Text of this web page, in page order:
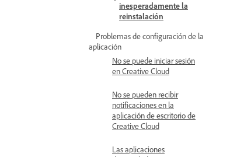
inesperadamente la
reinstalación
Problemas de configuración de la
aplicación
No se puede iniciar sesión
en Creative Cloud
No se pueden recibir
notificaciones en la
aplicación de escritorio de
Creative Cloud
Las aplicaciones